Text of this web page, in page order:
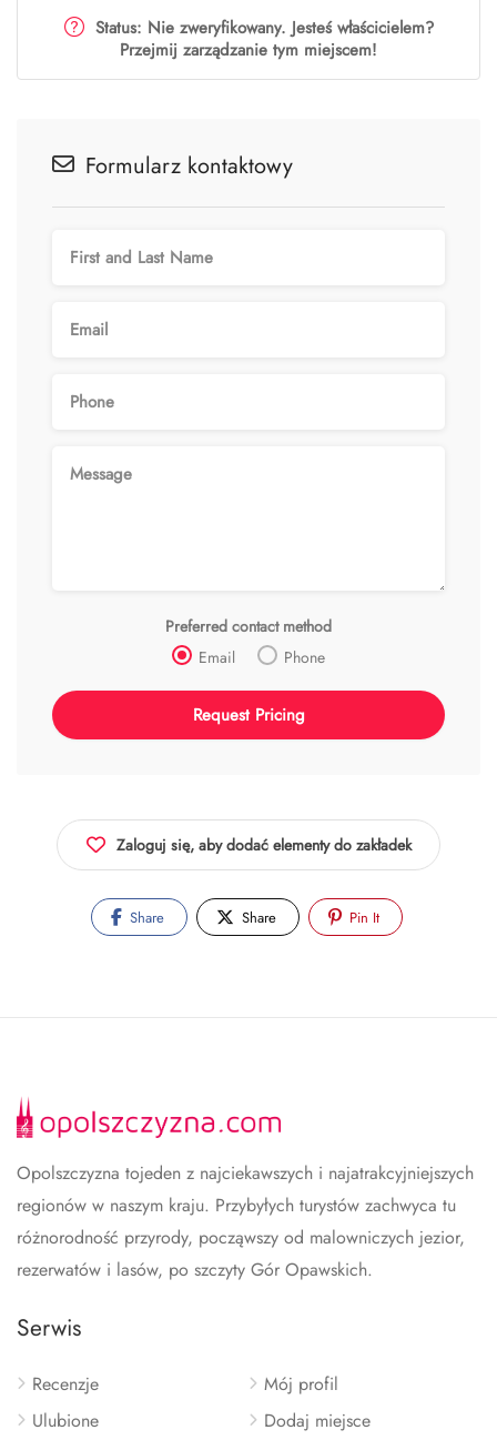
Status: Nie zweryfikowany. Jesteś właścicielem?
Przejmij zarządzanie tym miejscem!
Formularz kontaktowy
Preferred contact method
Email
Phone
Zaloguj się, aby dodać elementy do zakładek
Share Share Pin It
Opolszczyzna tojeden z najciekawszych i najatrakcyjniejszych
regionów w naszym kraju. Przybyłych turystów zachwyca tu
różnorodność przyrody, począwszy od malowniczych jezior,
rezerwatów i lasów, po szczyty Gór Opawskich.
Serwis
Recenzje
Ulubione
Mój profil
Dodaj miejsce